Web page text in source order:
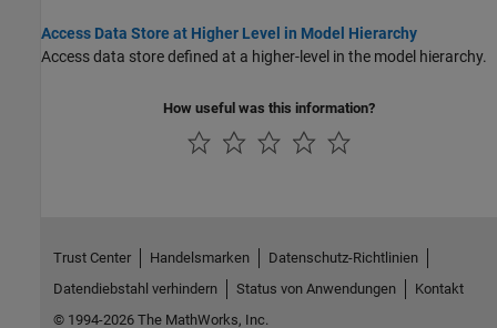
Access Data Store at Higher Level in Model Hierarchy
Access data store defined at a higher-level in the model hierarchy.
How useful was this information?
Trust Center Handelsmarken
Datenschutz-Richtlinien
Datendiebstahl verhindern
Status von Anwendungen
Kontakt
© 1994-2026 The MathWorks, Inc.